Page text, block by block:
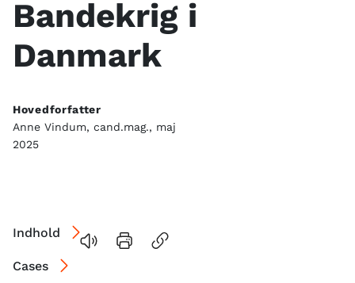
Bandekrig i
Danmark
Hovedforfatter
Anne Vindum, cand.mag., maj
2025
Indhold
Cases